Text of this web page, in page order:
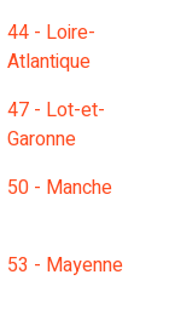
44 - Loire-
Atlantique
47 - Lot-et-
Garonne
50 - Manche
53 - Mayenne